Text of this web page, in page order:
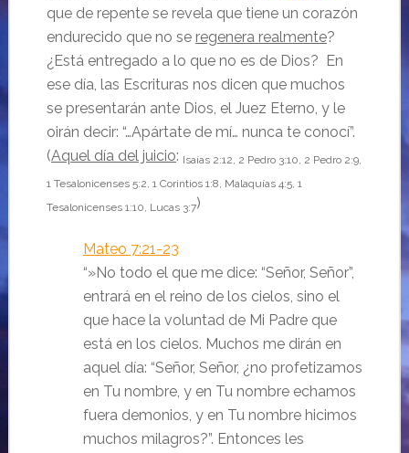
que de repente se revela que tiene un corazón
endurecido que no se regenera realmente?
¿Está entregado a lo que no es de Dios? En
ese día, las Escrituras nos dicen que muchos
se presentarán ante Dios, el Juez Eterno, y le
oirán decir: “…Apártate de mí… nunca te conocí”.
(Aquel día del juicio: Isaías 2:12, 2 Pedro 3:10, 2 Pedro 2:9,
1 Tesalonicenses 5:2, 1 Corintios 1:8, Malaquías 4:5, 1
Tesalonicenses 1:10, Lucas 3:7)
Mateo 7:21-23
“»No todo el que me dice: “Señor, Señor”,
entrará en el reino de los cielos, sino el
que hace la voluntad de Mi Padre que
está en los cielos. Muchos me dirán en
aquel día: “Señor, Señor, ¿no profetizamos
en Tu nombre, y en Tu nombre echamos
fuera demonios, y en Tu nombre hicimos
muchos milagros?”. Entonces les